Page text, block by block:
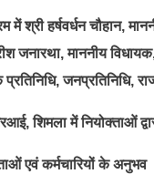
में श्री हर्षवर्धन चौहान,
जनारथा, माननीय
प्रतिनिधि, जनप्रतिनिधि,
शिमला में नियोक्ताओं
एवं कर्मचारियों के अनुभव